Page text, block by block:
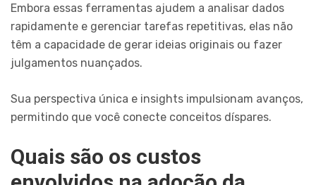
Embora essas ferramentas ajudem a analisar dados
rapidamente e gerenciar tarefas repetitivas, elas não
têm a capacidade de gerar ideias originais ou fazer
julgamentos nuançados.
Sua perspectiva única e insights impulsionam avanços,
permitindo que você conecte conceitos díspares.
Quais são os custos